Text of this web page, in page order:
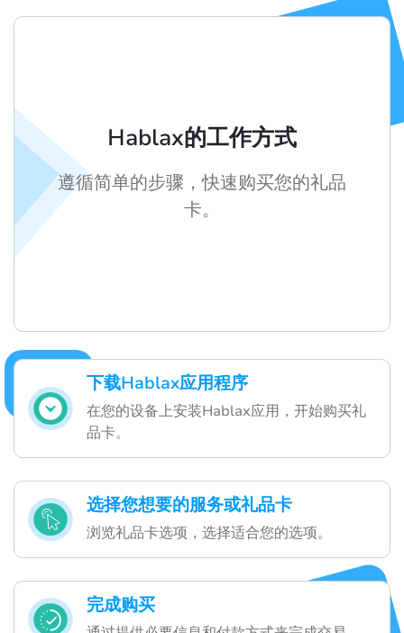
下载Hablax应用程序
在您的设备上安装Hablax应用，开始购买礼
品卡。
选择您想要的服务或礼品卡
浏览礼品卡选项，选择适合您的选项。
完成购买
Hablax的工作方式
遵循简单的步骤，快速购买您的礼品
卡。